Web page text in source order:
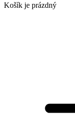
Košík je prázdný